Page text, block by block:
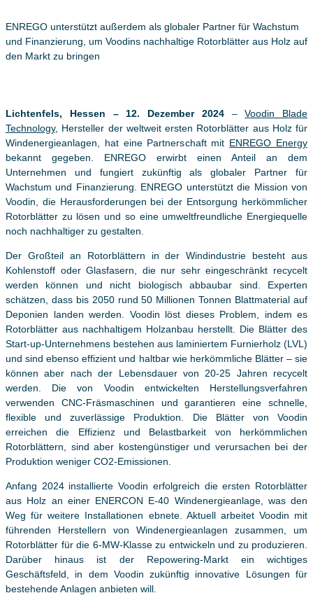
ENREGO unterstützt außerdem als globaler Partner für Wachstum
und Finanzierung, um Voodins nachhaltige Rotorblätter aus Holz auf
den Markt zu bringen
Lichtenfels, Hessen – 12. Dezember 2024 –Voodin Blade
Technology, Hersteller der weltweit ersten Rotorblätter aus Holz für
Windenergieanlagen, hat eine Partnerschaft mit ENREGO Energy
bekannt gegeben. ENREGO erwirbt einen Anteil an dem
Unternehmen und fungiert zukünftig als globaler Partner für
Wachstum und Finanzierung. ENREGO unterstützt die Mission von
Voodin, die Herausforderungen bei der Entsorgung herkömmlicher
Rotorblätter zu lösen und so eine umweltfreundliche Energiequelle
noch nachhaltiger zu gestalten.
Der Großteil an Rotorblättern in der Windindustrie besteht aus
Kohlenstoff oder Glasfasern, die nur sehr eingeschränkt recycelt
werden können und nicht biologisch abbaubar sind. Experten
schätzen, dass bis 2050 rund 50 Millionen Tonnen Blattmaterial auf
Deponien landen werden. Voodin löst dieses Problem, indem es
Rotorblätter aus nachhaltigem Holzanbau herstellt. Die Blätter des
Start-up-Unternehmens bestehen aus laminiertem Furnierholz (LVL)
und sind ebenso effizient und haltbar wie herkömmliche Blätter – sie
können aber nach der Lebensdauer von 20-25 Jahren recycelt
werden. Die von Voodin entwickelten Herstellungsverfahren
verwenden CNC-Fräsmaschinen und garantieren eine schnelle,
flexible und zuverlässige Produktion. Die Blätter von Voodin
erreichen die Effizienz und Belastbarkeit von herkömmlichen
Rotorblättern, sind aber kostengünstiger und verursachen bei der
Produktion weniger CO2-Emissionen.
Anfang 2024 installierte Voodin erfolgreich die ersten Rotorblätter
aus Holz an einer ENERCON E-40 Windenergieanlage, was den
Weg für weitere Installationen ebnete. Aktuell arbeitet Voodin mit
führenden Herstellern von Windenergieanlagen zusammen, um
Rotorblätter für die 6-MW-Klasse zu entwickeln und zu produzieren.
Darüber hinaus ist der Repowering-Markt ein wichtiges
Geschäftsfeld, in dem Voodin zukünftig innovative Lösungen für
bestehende Anlagen anbieten will.